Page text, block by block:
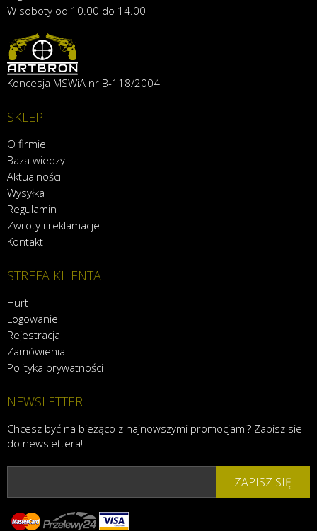
W soboty od 10.00 do 14.00
Koncesja MSWiA nr B-118/2004
SKLEP
O firmie
Baza wiedzy
Aktualności
Wysyłka
Regulamin
Zwroty i reklamacje
Kontakt
STREFA KLIENTA
Hurt
Logowanie
Rejestracja
Zamówienia
Polityka prywatności
NEWSLETTER
Chcesz być na bieżąco z najnowszymi promocjami? Zapisz sie
do newslettera!
ZAPISZ SIĘ